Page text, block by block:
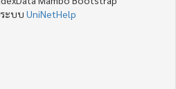
ะบบ UniNetHelp